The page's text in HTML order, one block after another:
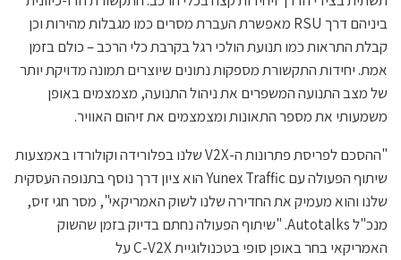
ביניהם דרך RSU מאפשרת העברת מסרים כמו מגבלות מהירות וכן
קבלת התראות כמו תנועת הולכי רגל בקרבת כלי הרכב – כולם בזמן
אמת. יחידות התקשורת מספקות נתונים שיוצרים תמונה מדויקת יותר
של מצב התנועה המשפרים את ניהול התנועה, מצמצמים באופן
משמעותי את מספר התאונות ומצמצמים את זיהום האוויר.
"ההסכם לפריסת פתרונות ה-V2X שלנו בפלורידה וקולורדו באמצעות
שיתוף הפעולה עם Yunex Traffic הוא ציון דרך נוסף בתנופה העסקית
שלנו והוא מעמיק את החדירה שלנו לשוק האמריקאי", מסר חגי זיס,
מנכ"ל Autotalks. "שיתוף הפעולה נחתם בדיוק בזמן שהשוק
האמריקאי בחר באופן סופי בטכנולוגיית C-V2X על